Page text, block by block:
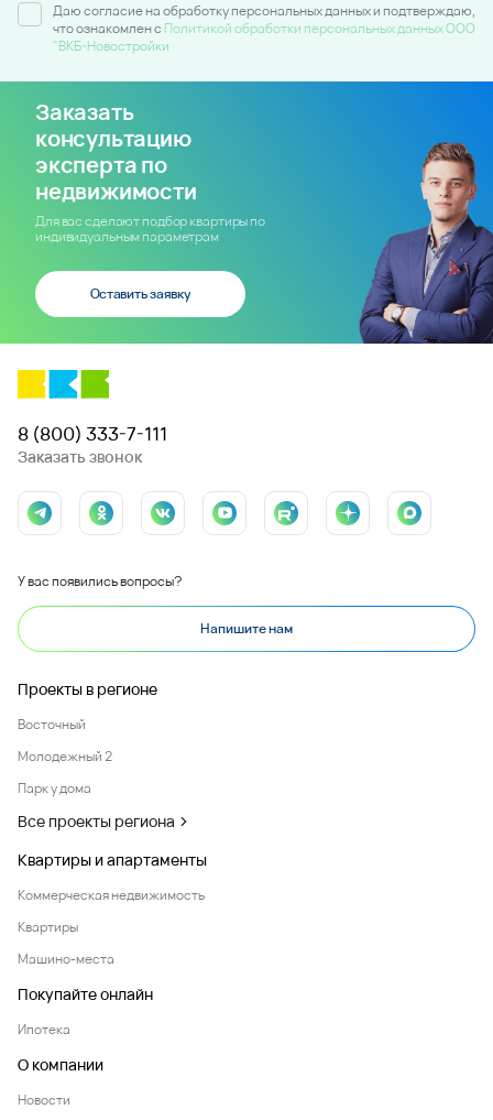
Даю согласие на обработку персональных данных и подтверждаю,
что ознакомлен c Политикой обработки персональных данных ООО
"ВКБ-Новостройки
Заказать
консультацию
эксперта по
недвижимости
Для вас сделают подбор квартиры по
индивидуальным параметрам
Оставить заявку
8 (800) 333-7-111
Заказать звонок
У вас появились вопросы?
Напишите нам
Проекты в регионе
Восточный
Молодежный 2
Парк у дома
Все проекты региона
Квартиры и апартаменты
Коммерческая недвижимость
Квартиры
Машино-места
Покупайте онлайн
Ипотека
О компании
Новости